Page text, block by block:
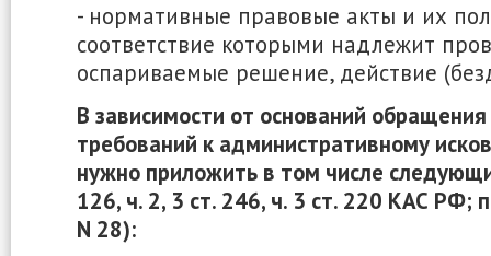
- нормативные правовые акты и их
соответствие которыми надлежит
оспариваемые решение, действие
В зависимости от оснований
требований к административному
нужно приложить в том числе
126, ч. 2, 3 ст. 246, ч. 3 ст. 220 КАС РФ;
N 28):